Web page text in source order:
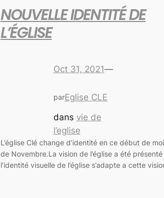
NOUVELLE IDENTITÉ DE
L’ÉGLISE
Oct 31, 2021—
parEglise CLE
dans vie de
l’eglise
L’église Clé change d’identité en ce début de
de Novembre.La vision de l’église a été
l’identité visuelle de l’église s’adapte a cette